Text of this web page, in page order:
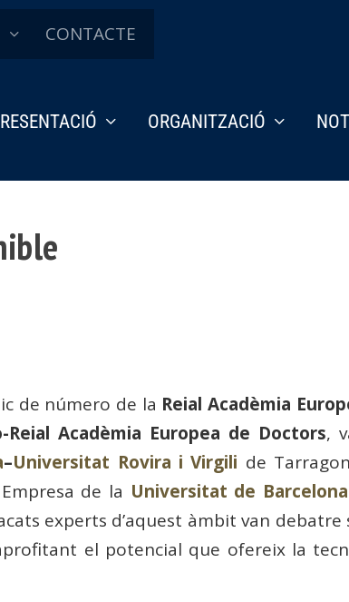
CONTACTE
ORGANITZACIÓ
de número de la Reial Acadèmia
Reial Acadèmia Europea de Doctors,
–Universitat Rovira i Virgili de
de la Universitat de Barcelona
experts d’aquest àmbit van
el potencial que ofereix la